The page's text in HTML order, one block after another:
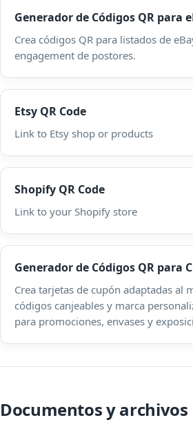
Generador de Códigos QR para
Crea códigos QR para listados de
engagement de postores.
Etsy QR Code
Link to Etsy shop or products
Shopify QR Code
Link to your Shopify store
Generador de Códigos QR para
Crea tarjetas de cupón adaptadas al
códigos canjeables y marca
para promociones, envases y
Documentos y archivos